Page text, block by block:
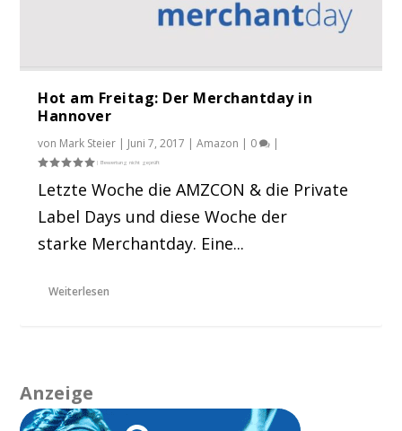
Hot am Freitag: Der Merchantday in
Hannover
von Mark Steier | Juni 7, 2017 |Amazon | 0 |
Letzte Woche die AMZCON & die Private
Label Days und diese Woche der
starke Merchantday. Eine...
Weiterlesen
Anzeige